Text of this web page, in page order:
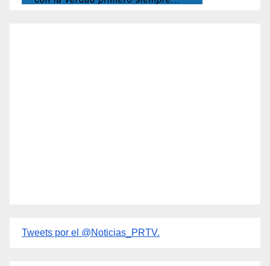
Tweets por el @Noticias_PRTV.